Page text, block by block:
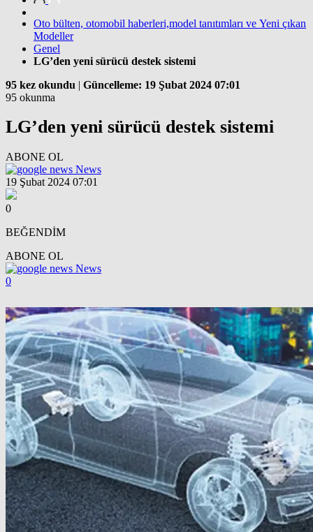
Oto bülten, otomobil haberleri,model tanıtımları ve Yeni çıkan
Modeller
Genel
LG’den yeni sürücü destek sistemi
95 kez okundu | Güncelleme: 19 Şubat 2024 07:01
95 okunma
LG’den yeni sürücü destek sistemi
ABONE OL
News
19 Şubat 2024 07:01
0
BEĞENDİM
ABONE OL
News
0